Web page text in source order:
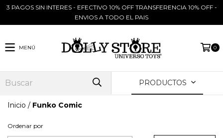
3 PAGOS SIN INTERES - EFECTIVO 10% OFF TRANSFERENCIA 10% OFF -
ENVIOS A TODO EL PAIS
MENÚ 0
PRODUCTOS
Inicio / Funko Comic
Ordenar por